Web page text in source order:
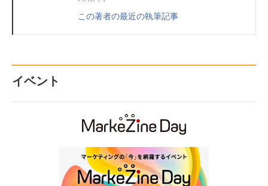
この著者の最近の執筆記事
イベント